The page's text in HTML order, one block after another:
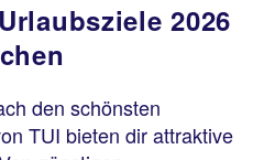
2026
den schönsten
TUI bieten dir attraktive